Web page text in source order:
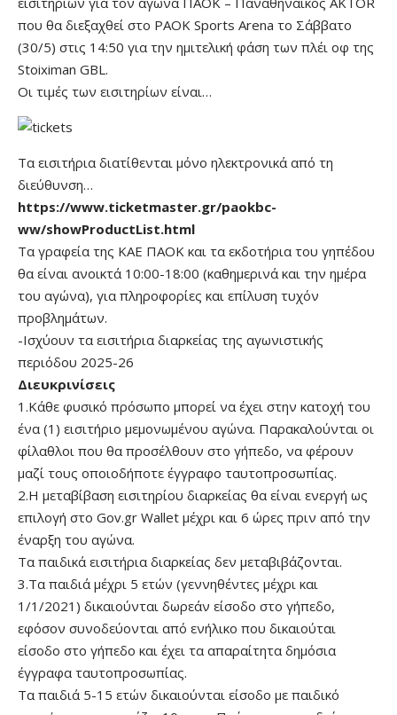
που θα διεξαχθεί στο PAOK Sports Arena το Σάββατο
(30/5) στις 14:50 για την ημιτελική φάση των πλέι οφ της
Stoiximan GBL.
Οι τιμές των εισιτηρίων είναι…
Τα εισιτήρια διατίθενται μόνο ηλεκτρονικά από τη
διεύθυνση…
https://www.ticketmaster.gr/paokbc-
ww/showProductList.html
Τα γραφεία της ΚΑΕ ΠΑΟΚ και τα εκδοτήρια του γηπέδου
θα είναι ανοικτά 10:00-18:00 (καθημερινά και την ημέρα
του αγώνα), για πληροφορίες και επίλυση τυχόν
προβλημάτων.
-Ισχύουν τα εισιτήρια διαρκείας της αγωνιστικής
περιόδου 2025-26
Διευκρινίσεις
1.Κάθε φυσικό πρόσωπο μπορεί να έχει στην κατοχή του
ένα (1) εισιτήριο μεμονωμένου αγώνα. Παρακαλούνται οι
φίλαθλοι που θα προσέλθουν στο γήπεδο, να φέρουν
μαζί τους οποιοδήποτε έγγραφο ταυτοπροσωπίας.
2.Η μεταβίβαση εισιτηρίου διαρκείας θα είναι ενεργή ως
επιλογή στο Gov.gr Wallet μέχρι και 6 ώρες πριν από την
έναρξη του αγώνα.
Τα παιδικά εισιτήρια διαρκείας δεν μεταβιβάζονται.
3.Τα παιδιά μέχρι 5 ετών (γεννηθέντες μέχρι και
1/1/2021) δικαιούνται δωρεάν είσοδο στο γήπεδο,
εφόσον συνοδεύονται από ενήλικο που δικαιούται
είσοδο στο γήπεδο και έχει τα απαραίτητα δημόσια
έγγραφα ταυτοπροσωπίας.
Τα παιδιά 5-15 ετών δικαιούνται είσοδο με παιδικό